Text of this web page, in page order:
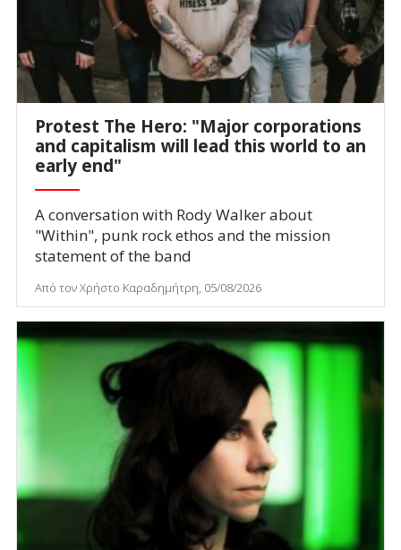
Protest The Hero: "Major corporations
and capitalism will lead this world to an
early end"
A conversation with Rody Walker about
"Within", punk rock ethos and the mission
statement of the band
Από τον Χρήστο Καραδημήτρη, 05/08/2026